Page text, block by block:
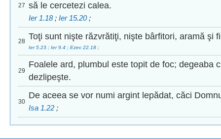
27 să le cercetezi calea.
Ier 1.18 ; Ier 15.20 ;
28 Toţi sunt nişte răzvrătiţi, nişte bârfitori, aramă şi
Ier 5.23 ; Ier 9.4 ; Ezec 22.18 ;
29
Foalele ard, plumbul este topit de foc; degeaba
dezlipeşte.
30
De aceea se vor numi argint lepădat, căci
Isa 1.22 ;